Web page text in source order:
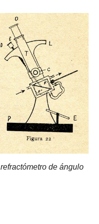
refractómetro de ángulo